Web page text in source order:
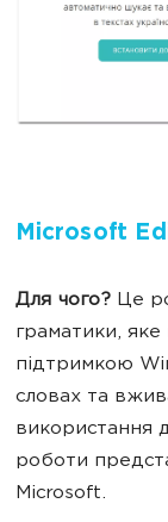
Microsoft
Для чого? Це
граматики,
підтримкою
словах та
використання
роботи
Microsoft.